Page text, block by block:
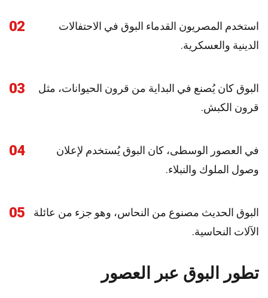
02
استخدم المصريون القدماء البوق في الاحتفالات
الدينية والعسكرية.
03
البوق كان يُصنع في البداية من قرون الحيوانات، مثل
قرون الكبش.
04
في العصور الوسطى، كان البوق يُستخدم لإعلان
وصول الملوك والنبلاء.
05
البوق الحديث مصنوع من النحاس، وهو جزء من عائلة
الآلات النحاسية.
تطور البوق عبر العصور